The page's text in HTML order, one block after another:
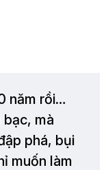
năm rồi…
mà
phá, bụi
muốn làm